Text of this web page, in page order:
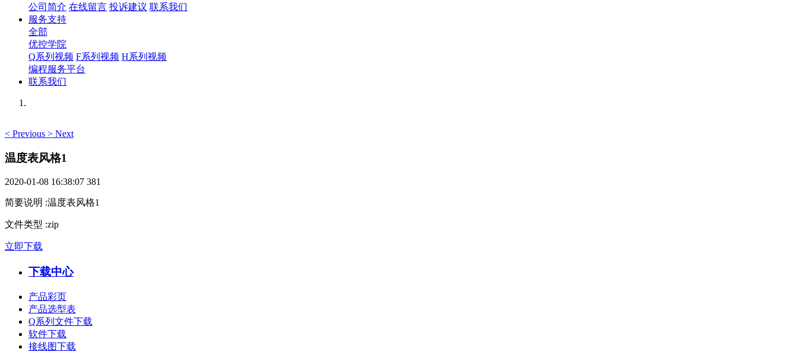
公司简介 在线留言 投诉建议 联系我们
服务支持
全部
优控学院
Q系列视频 F系列视频 H系列视频
编程服务平台
联系我们
< Previous > Next
温度表风格1
2020-01-08 16:38:07 381
简要说明 :温度表风格1
文件类型 :zip
立即下载
下载中心
产品彩页
产品选型表
Q系列文件下载
软件下载
接线图下载